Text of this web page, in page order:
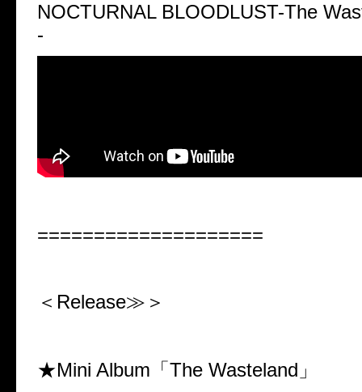
NOCTURNAL BLOODLUST-The
-
====================
＜Release≫＞
★Mini Album 「 The Wasteland 」